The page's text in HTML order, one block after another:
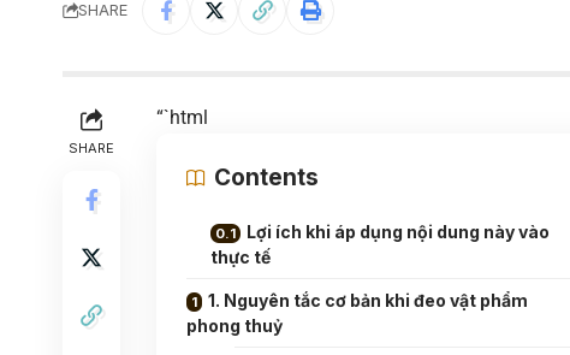
SHARE
SHARE
“`html
Contents
Lợi ích khi áp dụng nội dung này vào
thực tế
1. Nguyên tắc cơ bản khi đeo vật phẩm
phong thuỷ